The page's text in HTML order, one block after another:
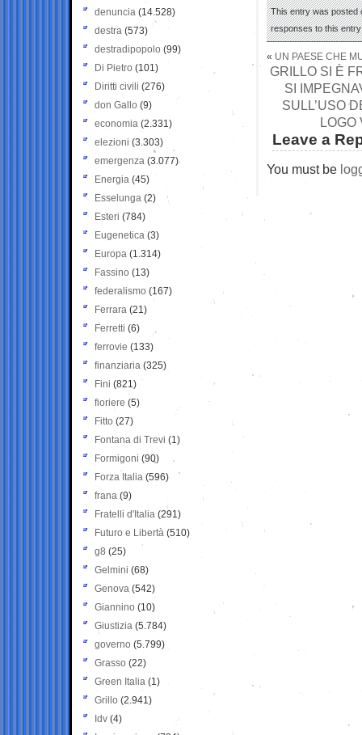
This entry was posted
responses to this
« UN PAESE CHE
GRILLO SI È
SI
SULL’USO
LOGO
Leave a
You must be
denuncia (14.528)
destra (573)
destradipopolo (99)
Di Pietro (101)
Diritti civili (276)
don Gallo (9)
economia (2.331)
elezioni (3.303)
emergenza (3.077)
Energia (45)
Esselunga (2)
Esteri (784)
Eugenetica (3)
Europa (1.314)
Fassino (13)
federalismo (167)
Ferrara (21)
Ferretti (6)
ferrovie (133)
finanziaria (325)
Fini (821)
fioriere (5)
Fitto (27)
Fontana di Trevi (1)
Formigoni (90)
Forza Italia (596)
frana (9)
Fratelli d'Italia (291)
Futuro e Libertà (510)
g8 (25)
Gelmini (68)
Genova (542)
Giannino (10)
Giustizia (5.784)
governo (5.799)
Grasso (22)
Green Italia (1)
Grillo (2.941)
Idv (4)